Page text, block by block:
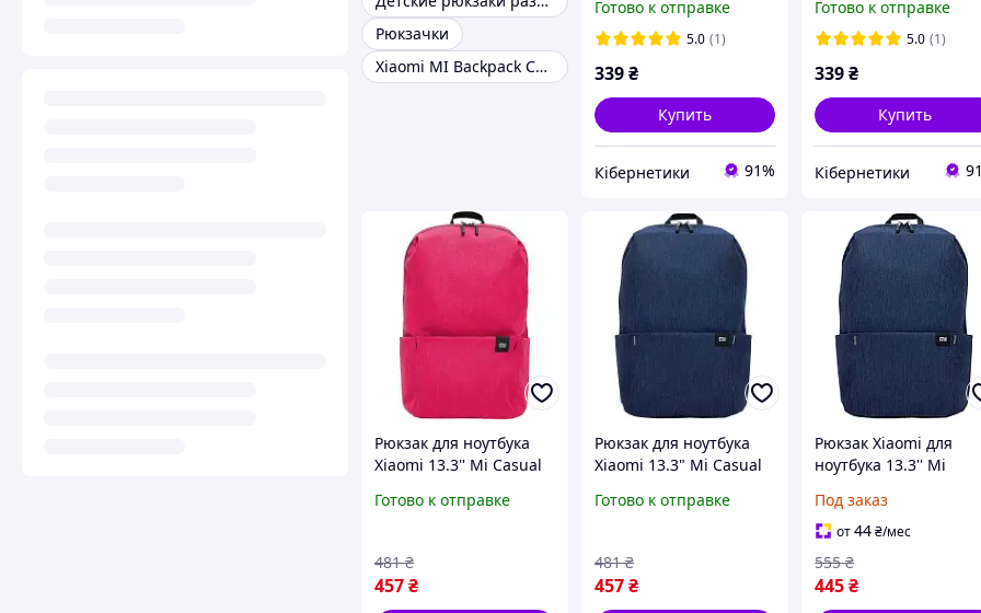
Рюкзачки
Xiaomi MI Backpack Casual
Готово к отправке
5.0 (1)
339₴
Купить
Кібернетики 91%
Готово к отправке
5.0 (1)
339₴
Купить
Кібернетики
Рюкзак для ноутбука
Xiaomi 13.3'' Mi Casual
(432675/6934177705021)
Готово к отправке
457₴
481 ₴
Рюкзак для ноутбука
Xiaomi 13.3" Mi Casual
(6934177704994)
Готово к отправке
457₴
481 ₴
Рюкзак Xiaomi для
ноутбука 13.3'' Mi
городской, мужской/
женский,
Под заказ
от44₴/мес
445₴
555 ₴